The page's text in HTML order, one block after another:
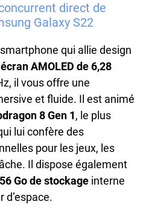
direct de
Galaxy S22
qui allie design
écran AMOLED de 6,28
il vous offre une
et fluide. Il est animé
8 Gen 1, le plus
lui confère des
pour les jeux, les
Il dispose également
Go de stockage interne
d’espace.